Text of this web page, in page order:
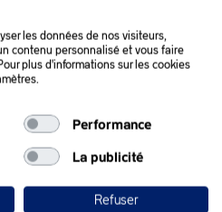
:
en nette hausse lundi, les
des négociations entre
stratégiques de brut
a assuré que «
avec la République islamique
les données de nos visiteurs,
contenu personnalisé et vous faire
plus d'informations sur les cookies
Performance
La publicité
Refuser